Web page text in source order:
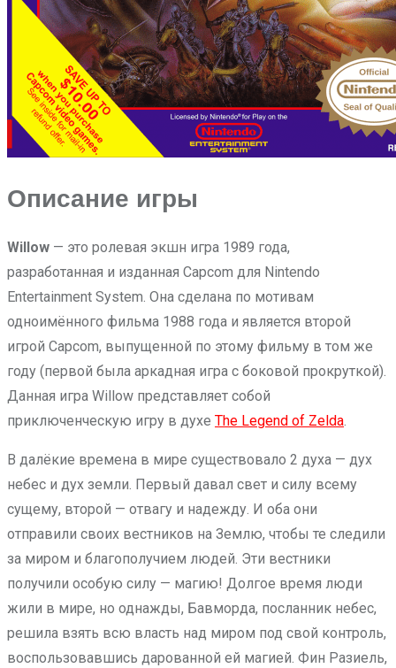
Описание игры
Willow — это ролевая экшн игра 1989 года,
разработанная и изданная Capcom для Nintendo
Entertainment System. Она сделана по мотивам
одноимённого фильма 1988 года и является второй
игрой Capcom, выпущенной по этому фильму в том же
году (первой была аркадная игра с боковой прокруткой).
Данная игра Willow представляет собой
приключенческую игру в духе The Legend of Zelda.
В далёкие времена в мире существовало 2 духа — дух
небес и дух земли. Первый давал свет и силу всему
сущему, второй — отвагу и надежду. И оба они
отправили своих вестников на Землю, чтобы те следили
за миром и благополучием людей. Эти вестники
получили особую силу — магию! Долгое время люди
жили в мире, но однажды, Бавморда, посланник небес,
решила взять всю власть над миром под свой контроль,
воспользовавшись дарованной ей магией. Фин Разиель,